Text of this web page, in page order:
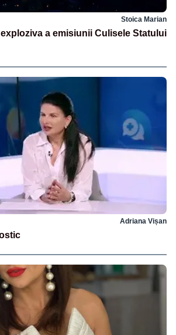
Stoica Marian
a emisiunii Culisele Statului
Adriana Vișan